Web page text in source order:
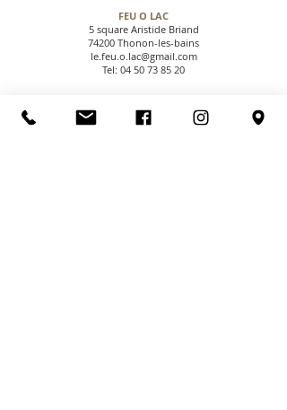
FEU O LAC
5 square Aristide Briand
74200 Thonon-les-bains
le.feu.o.lac@gmail.com
Tel: 04 50 73 85 20
CGV